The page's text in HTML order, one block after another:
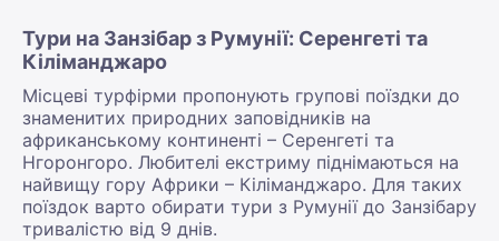
Тури на Занзібар з Румунії: Серенгеті та
Кіліманджаро
Місцеві турфірми пропонують групові поїздки до
знаменитих природних заповідників на
африканському континенті – Серенгеті та
Нгоронгоро. Любителі екстриму піднімаються на
найвищу гору Африки – Кіліманджаро. Для таких
поїздок варто обирати тури з Румунії до Занзібару
тривалістю від 9 днів.